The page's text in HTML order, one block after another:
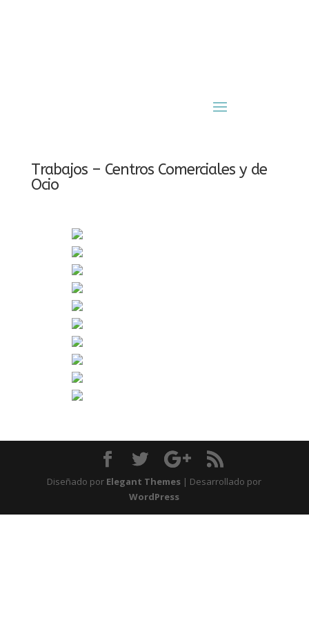
Trabajos – Centros Comerciales y de
Ocio
Diseñado por Elegant Themes | Desarrollado por
WordPress